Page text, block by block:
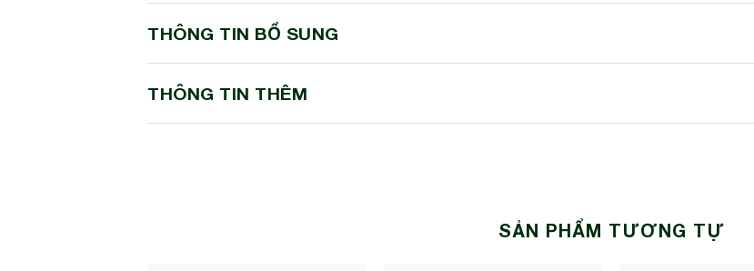
THÔNG TIN BỔ SUNG
THÔNG TIN THÊM
SẢN PHẨM TƯƠNG TỰ